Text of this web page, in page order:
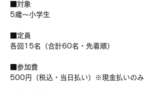
■対象
5歳～小学生
■定員
各回15名（合計60名・先着順）
■参加費
500円（税込・当日払い）※現金払いのみ